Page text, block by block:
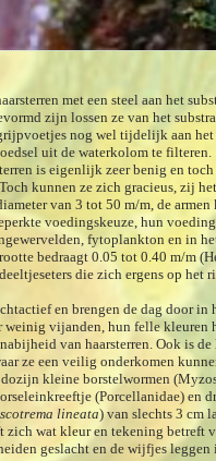
met een steel aan het
zijn lossen ze van het
nog wel tijdelijk aan het
uit de waterkolom te filteren.
is eigenlijk zeer benig en
kunnen ze zich gracieus, zij
van 3 tot 50 m/m, de
voedingskeuze, hun
fytoplankton en in
bedraagt 0.05 tot 0.40 m/m
die zich ergens op
en brengen de dag door in
weinig vijanden, hun felle
van haarsterren. Ook is
ze een veilig onderkomen
kleine borstelwormen
(Porcellanidae) en
lineata) van slechts 3 cm
zich wat kleur en tekening betreft
geslacht en de wijfjes